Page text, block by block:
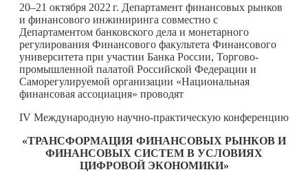
20–21 октября 2022 г. Департамент финансовых рынков
и финансового инжиниринга совместно с
Департаментом банковского дела и монетарного
регулирования Финансового факультета Финансового
университета при участии Банка России, Торгово-
промышленной палатой Российской Федерации и
Саморегулируемой организации «Национальная
финансовая ассоциация» проводят
IV Международную научно-практическую конференцию
«ТРАНСФОРМАЦИЯ ФИНАНСОВЫХ РЫНКОВ И
ФИНАНСОВЫХ СИСТЕМ В УСЛОВИЯХ
ЦИФРОВОЙ ЭКОНОМИКИ»